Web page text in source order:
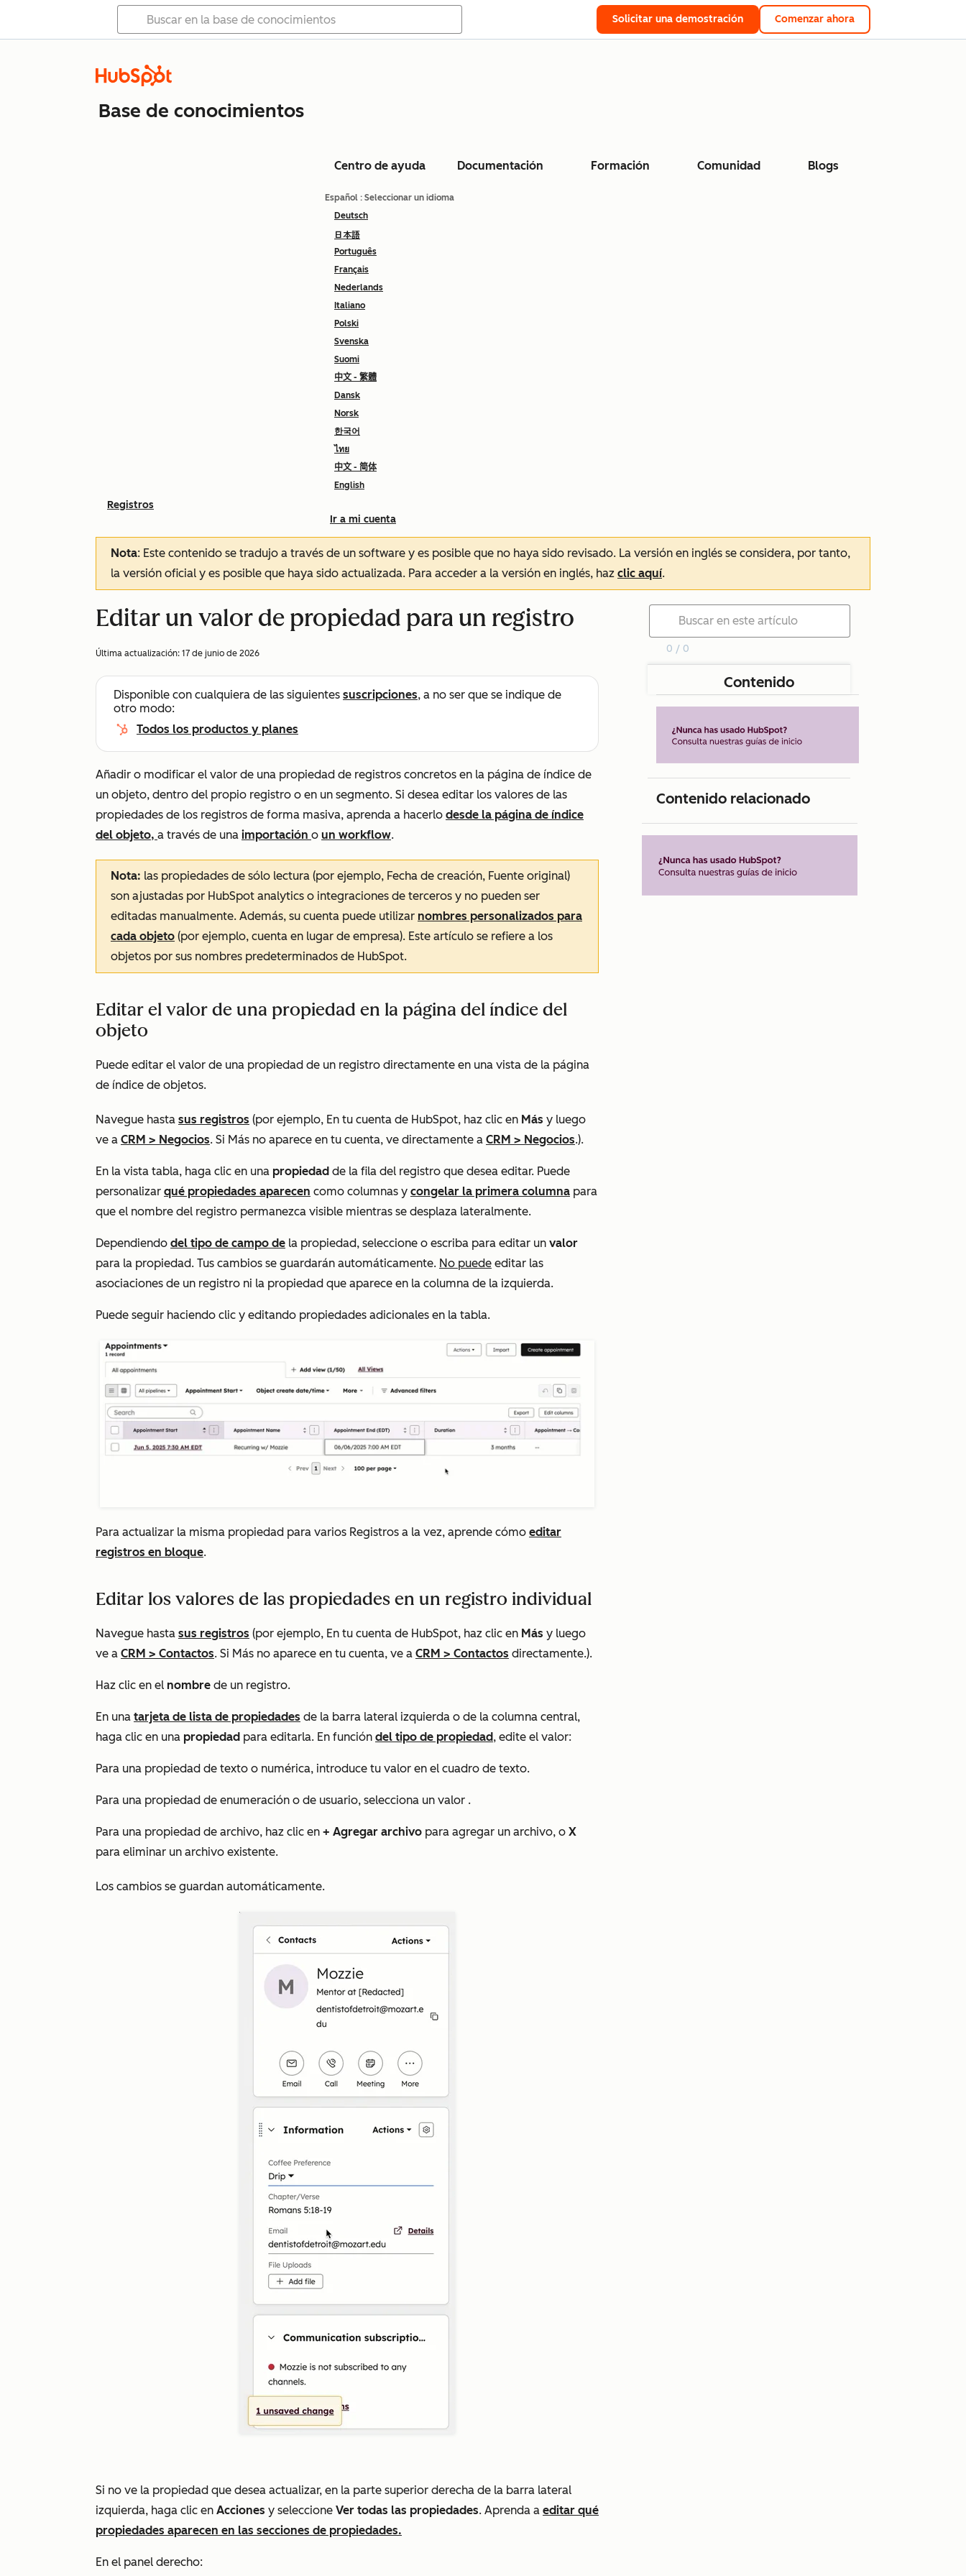
Solicitar una demostración Comenzar ahora
Base de conocimientos
Centro de ayuda Documentación Formación Comunidad Blogs
Español : Seleccionar un idioma
Deutsch
日本語
Português
Français
Nederlands
Italiano
Polski
Svenska
Suomi
中文 - 繁體
Dansk
Norsk
한국어
ไทย
中文 - 简体
English
Ir a mi cuenta
Registros
Nota: Este contenido se tradujo a través de un software y es posible que no haya sido revisado. La versión en inglés se considera, por tanto,
la versión oficial y es posible que haya sido actualizada. Para acceder a la versión en inglés, haz clic aquí.
Editar un valor de propiedad para un registro
Última actualización: 17 de junio de 2026
Disponible con cualquiera de las siguientes suscripciones, a no ser que se indique de
otro modo:
Todos los productos y planes
Añadir o modificar el valor de una propiedad de registros concretos en la página de índice de
un objeto, dentro del propio registro o en un segmento. Si desea editar los valores de las
propiedades de los registros de forma masiva, aprenda a hacerlo desde la página de índice
del objeto, a través de una importación o un workflow.
Nota: las propiedades de sólo lectura (por ejemplo, Fecha de creación, Fuente original)
son ajustadas por HubSpot analytics o integraciones de terceros y no pueden ser
editadas manualmente. Además, su cuenta puede utilizar nombres personalizados para
cada objeto (por ejemplo, cuenta en lugar de empresa). Este artículo se refiere a los
objetos por sus nombres predeterminados de HubSpot.
Editar el valor de una propiedad en la página del índice del
objeto
Puede editar el valor de una propiedad de un registro directamente en una vista de la página
de índice de objetos.
Navegue hasta sus registros (por ejemplo, En tu cuenta de HubSpot, haz clic en Más y luego
ve a CRM > Negocios. Si Más no aparece en tu cuenta, ve directamente a CRM > Negocios.).
En la vista tabla, haga clic en una propiedad de la fila del registro que desea editar. Puede
personalizar qué propiedades aparecen como columnas y congelar la primera columna para
que el nombre del registro permanezca visible mientras se desplaza lateralmente.
Dependiendo del tipo de campo de la propiedad, seleccione o escriba para editar un valor
para la propiedad. Tus cambios se guardarán automáticamente. No puede editar las
asociaciones de un registro ni la propiedad que aparece en la columna de la izquierda.
Puede seguir haciendo clic y editando propiedades adicionales en la tabla.
Para actualizar la misma propiedad para varios Registros a la vez, aprende cómo editar
registros en bloque.
Editar los valores de las propiedades en un registro individual
Navegue hasta sus registros (por ejemplo, En tu cuenta de HubSpot, haz clic en Más y luego
ve a CRM > Contactos. Si Más no aparece en tu cuenta, ve a CRM > Contactos directamente.).
Haz clic en el nombre de un registro.
En una tarjeta de lista de propiedades de la barra lateral izquierda o de la columna central,
haga clic en una propiedad para editarla. En función del tipo de propiedad, edite el valor:
Para una propiedad de texto o numérica, introduce tu valor en el cuadro de texto.
Para una propiedad de enumeración o de usuario, selecciona un valor .
Para una propiedad de archivo, haz clic en + Agregar archivo para agregar un archivo, o X
para eliminar un archivo existente.
Los cambios se guardan automáticamente.
Si no ve la propiedad que desea actualizar, en la parte superior derecha de la barra lateral
izquierda, haga clic en Acciones y seleccione Ver todas las propiedades. Aprenda a editar qué
propiedades aparecen en las secciones de propiedades.
En el panel derecho:
0 / 0
Contenido
Contenido relacionado